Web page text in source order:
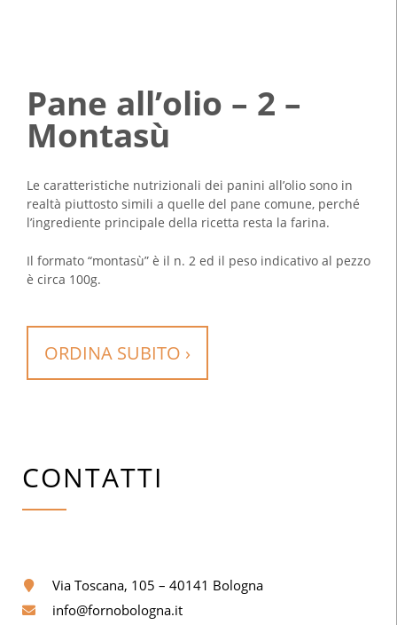
Pane all’olio – 2 –
Montasù
Le caratteristiche nutrizionali dei panini all’olio sono in
realtà piuttosto simili a quelle del pane comune, perché
l’ingrediente principale della ricetta resta la farina.
Il formato “montasù” è il n. 2 ed il peso indicativo al pezzo
è circa 100g.
ORDINA SUBITO ›
CONTATTI
Via Toscana, 105 – 40141 Bologna
info@fornobologna.it